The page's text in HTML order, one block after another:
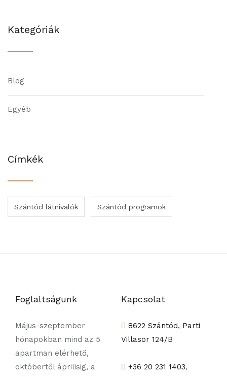
Kategóriák
Blog
Egyéb
Címkék
Szántód látnivalók Szántód programok
Foglaltságunk
Május-szeptember
hónapokban mind az 5
apartman elérhető,
októbertől áprilisig, a
Kapcsolat
8622 Szántód, Parti
Villasor 124/B
+36 20 231 1403,